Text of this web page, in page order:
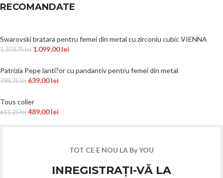
RECOMANDATE
Swarovski bratara pentru femei din metal cu zirconiu cubic VIENNA
1.373,75lei 1.099,00lei
Patrizia Pepe lanti?or cu pandantiv pentru femei din metal
798,75lei 639,00lei
Tous colier
611,25lei 489,00lei
TOT CE E NOU LA By YOU
INREGISTRAȚI-VĂ LA